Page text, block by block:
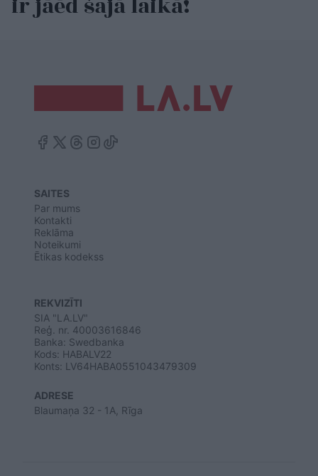
ir jāēd šajā laikā!
SAITES
Par mums
Kontakti
Reklāma
Noteikumi
Ētikas kodekss
REKVIZĪTI
SIA "LA.LV"
Reģ. nr. 40003616846
Banka: Swedbanka
Kods: HABALV22
Konts: LV64HABA0551043479309
ADRESE
Blaumaņa 32 - 1A, Rīga